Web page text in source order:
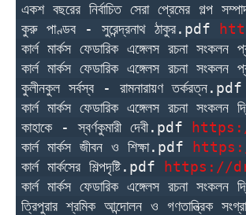
একশ বছরের নির্বাচিত সেরা প্রেমের গল্প
কুরু পাণ্ডব - সুরেন্দ্রনাথ ঠাকুর.pdf
কার্ল মার্কস ফেডারিক এঙ্গেলস রচনা
কার্ল মার্কস ফেডারিক এঙ্গেলস রচনা
কুলীনকুল সর্বস্ব - রামনারায়ণ তর্করত্ন.pdf
কার্ল মার্কস ফেডারিক এঙ্গেলস রচনা
কাহাকে - স্বর্ণকুমারী দেবী.pdf
কার্ল মার্কস জীবন ও শিক্ষা.pdf
কার্ল মার্কসের শিল্পদৃষ্টি.pdf
https://
কার্ল মার্কস ফেডারিক এঙ্গেলস রচনা
ত্রিপুরার শ্রমিক আন্দোলন ও গণতান্ত্রিক